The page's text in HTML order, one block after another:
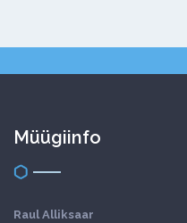
Müügiinfo
Raul Alliksaar